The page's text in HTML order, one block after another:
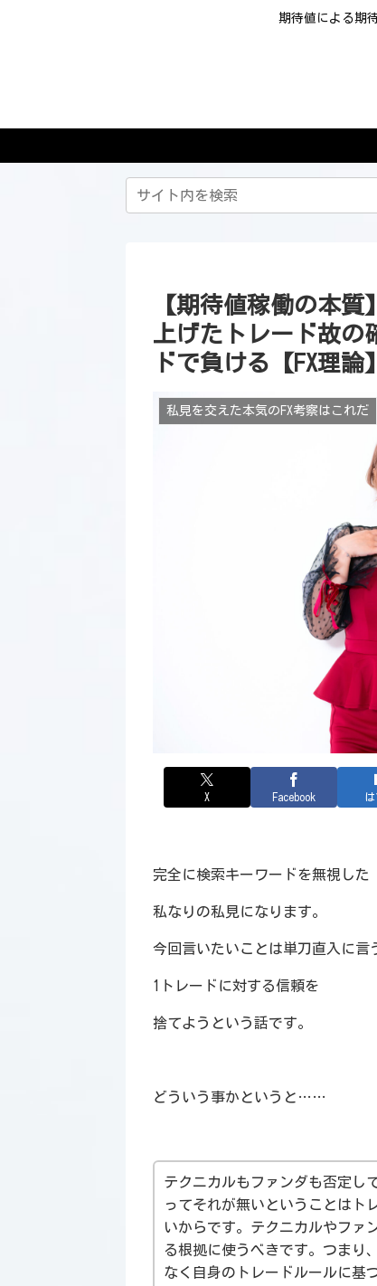
期待値による期
【期待値稼働の本
上げたトレード故
ドで負ける【FX理論】
私見を交えた本気のFX考察はこれだ
X Facebook
完全に検索キーワードを無視した
私なりの私見になります。
今回言いたいことは単刀直入に言
1トレードに対する信頼を
捨てようという話です。
どういう事かというと……
テクニカルもファンダも否定し
ってそれが無いということはト
いからです。テクニカルやファ
る根拠に使うべきです。つまり
なく自身のトレードルールに基